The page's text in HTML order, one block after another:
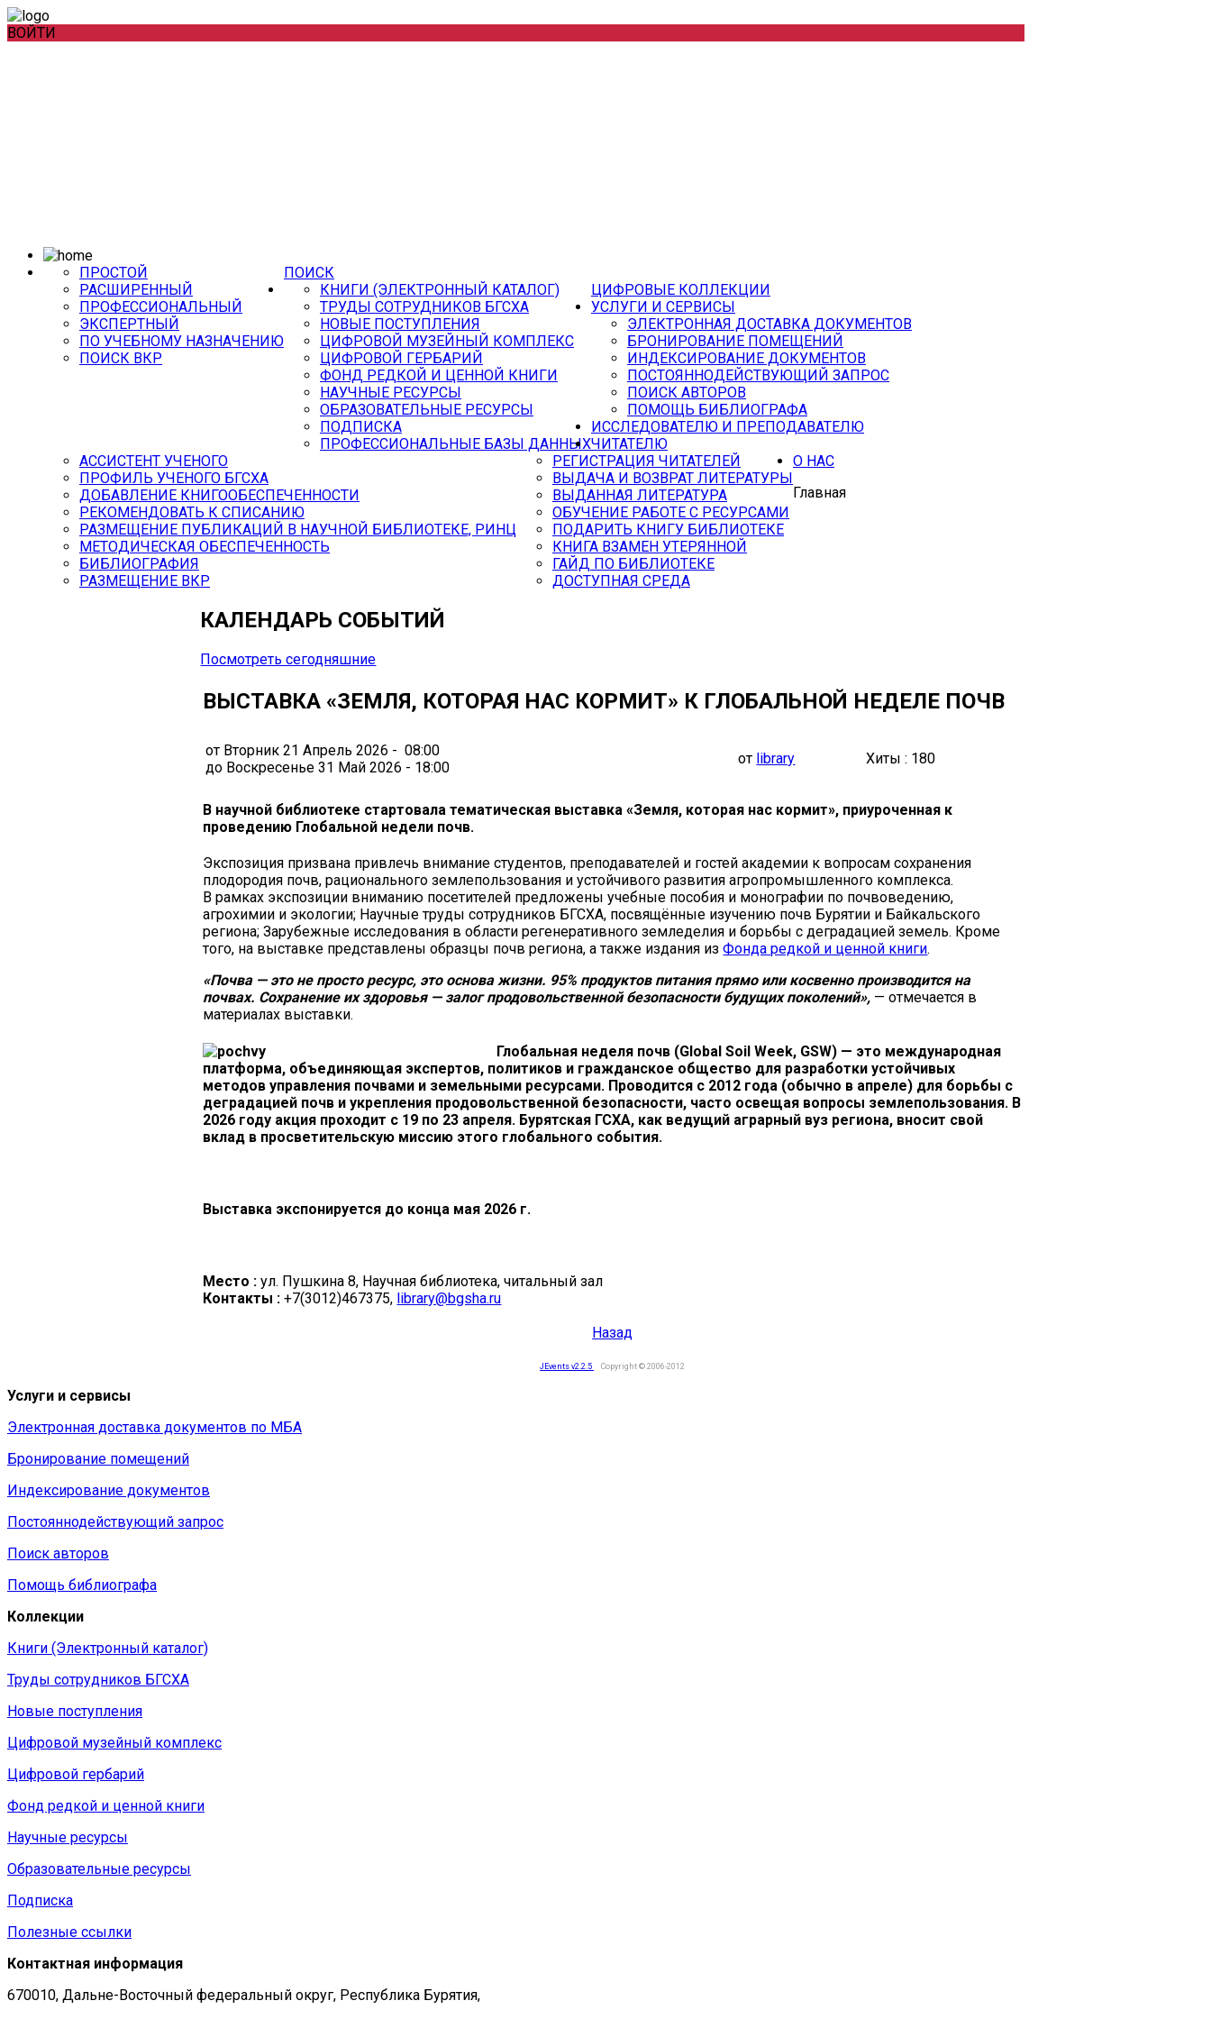
ВОЙТИ
ПОИСК
ПРОСТОЙ
РАСШИРЕННЫЙ
ПРОФЕССИОНАЛЬНЫЙ
ЭКСПЕРТНЫЙ
ПО УЧЕБНОМУ НАЗНАЧЕНИЮ
ПОИСК ВКР
ЦИФРОВЫЕ КОЛЛЕКЦИИ
КНИГИ (ЭЛЕКТРОННЫЙ КАТАЛОГ)
ТРУДЫ СОТРУДНИКОВ БГСХА
НОВЫЕ ПОСТУПЛЕНИЯ
ЦИФРОВОЙ МУЗЕЙНЫЙ КОМПЛЕКС
ЦИФРОВОЙ ГЕРБАРИЙ
ФОНД РЕДКОЙ И ЦЕННОЙ КНИГИ
НАУЧНЫЕ РЕСУРСЫ
ОБРАЗОВАТЕЛЬНЫЕ РЕСУРСЫ
ПОДПИСКА
ПРОФЕССИОНАЛЬНЫЕ БАЗЫ ДАННЫХ
УСЛУГИ И СЕРВИСЫ
ЭЛЕКТРОННАЯ ДОСТАВКА ДОКУМЕНТОВ
БРОНИРОВАНИЕ ПОМЕЩЕНИЙ
ИНДЕКСИРОВАНИЕ ДОКУМЕНТОВ
ПОСТОЯННОДЕЙСТВУЮЩИЙ ЗАПРОС
ПОИСК АВТОРОВ
ПОМОЩЬ БИБЛИОГРАФА
ИССЛЕДОВАТЕЛЮ И ПРЕПОДАВАТЕЛЮ
АССИСТЕНТ УЧЕНОГО
ПРОФИЛЬ УЧЕНОГО БГСХА
ДОБАВЛЕНИЕ КНИГООБЕСПЕЧЕННОСТИ
РЕКОМЕНДОВАТЬ К СПИСАНИЮ
РАЗМЕЩЕНИЕ ПУБЛИКАЦИЙ В НАУЧНОЙ БИБЛИОТЕКЕ, РИНЦ
МЕТОДИЧЕСКАЯ ОБЕСПЕЧЕННОСТЬ
БИБЛИОГРАФИЯ
РАЗМЕЩЕНИЕ ВКР
ЧИТАТЕЛЮ
РЕГИСТРАЦИЯ ЧИТАТЕЛЕЙ
ВЫДАЧА И ВОЗВРАТ ЛИТЕРАТУРЫ
ВЫДАННАЯ ЛИТЕРАТУРА
ОБУЧЕНИЕ РАБОТЕ С РЕСУРСАМИ
ПОДАРИТЬ КНИГУ БИБЛИОТЕКЕ
КНИГА ВЗАМЕН УТЕРЯННОЙ
ГАЙД ПО БИБЛИОТЕКЕ
ДОСТУПНАЯ СРЕДА
О НАС
Главная
КАЛЕНДАРЬ СОБЫТИЙ
Посмотреть сегодняшние
ВЫСТАВКА «ЗЕМЛЯ, КОТОРАЯ НАС КОРМИТ» К ГЛОБАЛЬНОЙ НЕДЕЛЕ ПОЧВ
от Вторник 21 Апрель 2026 - 08:00
до Воскресенье 31 Май 2026 - 18:00
от library Хиты : 180
В научной библиотеке стартовала тематическая выставка «Земля, которая нас кормит», приуроченная к
проведению Глобальной недели почв.
Экспозиция призвана привлечь внимание студентов, преподавателей и гостей академии к вопросам сохранения
плодородия почв, рационального землепользования и устойчивого развития агропромышленного комплекса.
В рамках экспозиции вниманию посетителей предложены учебные пособия и монографии по почвоведению,
агрохимии и экологии; Научные труды сотрудников БГСХА, посвящённые изучению почв Бурятии и Байкальского
региона; Зарубежные исследования в области регенеративного земледелия и борьбы с деградацией земель. Кроме
того, на выставке представлены образцы почв региона, а также издания изФонда редкой и ценной книги.
«Почва — это не просто ресурс, это основа жизни. 95% продуктов питания прямо или косвенно производится на
почвах. Сохранение их здоровья — залог продовольственной безопасности будущих поколений», — отмечается в
материалах выставки.
Глобальная неделя почв (Global Soil Week, GSW) — это международная
платформа, объединяющая экспертов, политиков и гражданское общество для разработки устойчивых
методов управления почвами и земельными ресурсами. Проводится с 2012 года (обычно в апреле) для борьбы с
деградацией почв и укрепления продовольственной безопасности, часто освещая вопросы землепользования. В
2026 году акция проходит с 19 по 23 апреля. Бурятская ГСХА, как ведущий аграрный вуз региона, вносит свой
вклад в просветительскую миссию этого глобального события.
Выставка экспонируется до конца мая 2026 г.
Место :ул. Пушкина 8, Научная библиотека, читальный зал
Контакты :+7(3012)467375, library@bgsha.ru
Назад
JEvents v2.2.5 Copyright © 2006-2012
Услуги и сервисы
Электронная доставка документов по МБА
Бронирование помещений
Индексирование документов
Постояннодействующий запрос
Поиск авторов
Помощь библиографа
Коллекции
Книги (Электронный каталог)
Труды сотрудников БГСХА
Новые поступления
Цифровой музейный комплекс
Цифровой гербарий
Фонд редкой и ценной книги
Научные ресурсы
Образовательные ресурсы
Подписка
Полезные ссылки
Контактная информация
670010, Дальне-Восточный федеральный округ, Республика Бурятия,